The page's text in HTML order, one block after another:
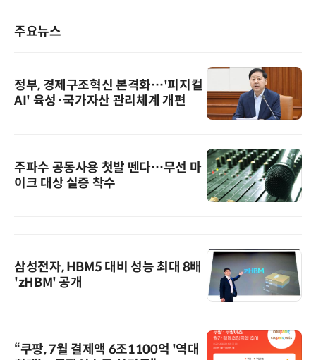
주요뉴스
정부, 경제구조혁신 본격화…'피지컬
AI' 육성·국가자산 관리체계 개편
주파수 공동사용 첫발 뗀다…무선 마
이크 대상 실증 착수
삼성전자, HBM5 대비 성능 최대 8배
'zHBM' 공개
“쿠팡, 7월 결제액 6조1100억 '역대